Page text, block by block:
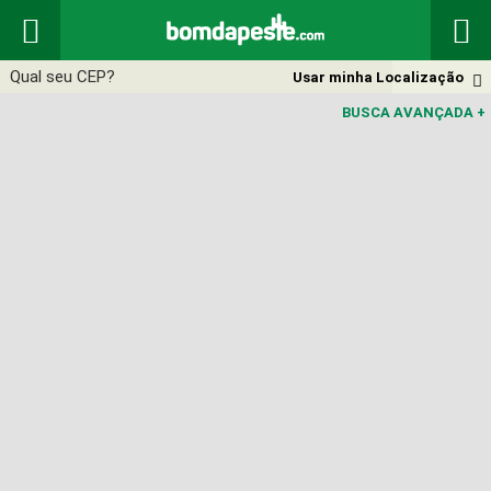
 

Usar minha Localização
BUSCA AVANÇADA +